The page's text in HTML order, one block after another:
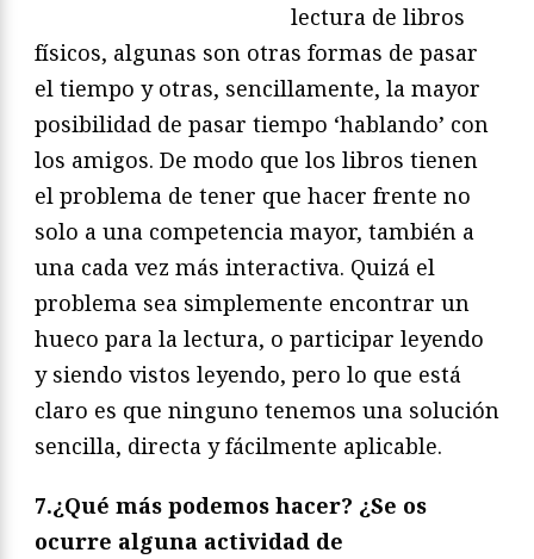
lectura de libros
físicos, algunas son otras formas de pasar
el tiempo y otras, sencillamente, la mayor
posibilidad de pasar tiempo ‘hablando’ con
los amigos. De modo que los libros tienen
el problema de tener que hacer frente no
solo a una competencia mayor, también a
una cada vez más interactiva. Quizá el
problema sea simplemente encontrar un
hueco para la lectura, o participar leyendo
y siendo vistos leyendo, pero lo que está
claro es que ninguno tenemos una solución
sencilla, directa y fácilmente aplicable.
7.¿Qué más podemos hacer? ¿Se os
ocurre alguna actividad de